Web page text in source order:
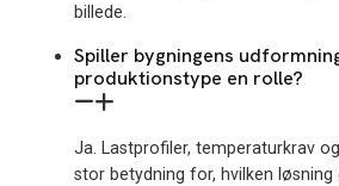
billede.
Spiller bygningens
produktionstype en rolle?
Ja. Lastprofiler, temperaturkrav
stor betydning for, hvilken løsning